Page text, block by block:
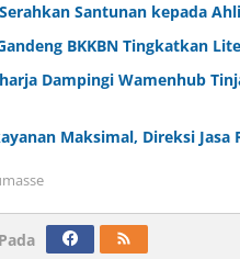
Serahkan Santunan kepada
BKKBN Tingkatkan
Dampingi Wamenhub
Maksimal, Direksi